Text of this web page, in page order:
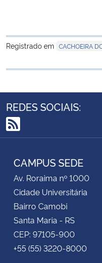
Registrado em CACHOEIRA
REDES SOCIAIS:
RSS
CAMPUS SEDE
Av. Roraima nº 1000
Cidade Universitária
Bairro Camobi
Santa Maria - RS
CEP: 97105-900
+55 (55) 3220-8000